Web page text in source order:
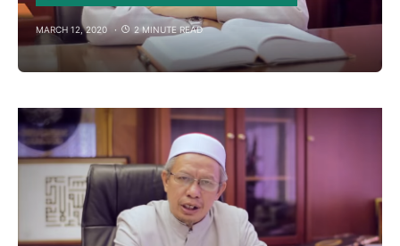
MARCH 12, 2020 2 MINUTE READ